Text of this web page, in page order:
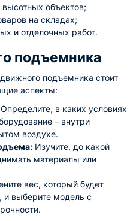
объектов;
на складах;
и отделочных работ.
подъемника
подъемника стоит
аспекты:
Определите, в каких условиях
– внутри
воздухе.
Изучите, до какой
материалы или
вес, который будет
и выберите модель с